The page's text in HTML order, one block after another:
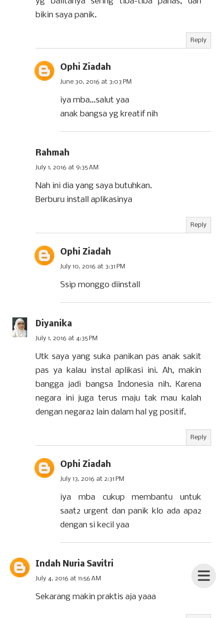
bikin saya panik.
Reply
Ophi Ziadah
June 30, 2016 at 3:03 PM
iya mba...salut yaa
anak bangsa yg kreatif nih
Rahmah
July 1, 2016 at 9:35 AM
Nah ini dia yang saya butuhkan.
Berburu install aplikasinya
Reply
Ophi Ziadah
July 10, 2016 at 3:31 PM
Ssip monggo diinstall
Diyanika
July 1, 2016 at 4:35 PM
Utk saya yang suka panikan pas anak sakit
pas ya kalau instal aplikasi ini. Ah, makin
bangga jadi bangsa Indonesia nih. Karena
negara ini juga terus maju tak mau kalah
dengan negara2 lain dalam hal yg positif.
Reply
Ophi Ziadah
July 13, 2016 at 2:31 PM
iya mba cukup membantu untuk
saat2 urgent dan panik klo ada apa2
dengan si kecil yaa
Indah Nuria Savitri
July 4, 2016 at 11:56 AM
Sekarang makin praktis aja yaaa